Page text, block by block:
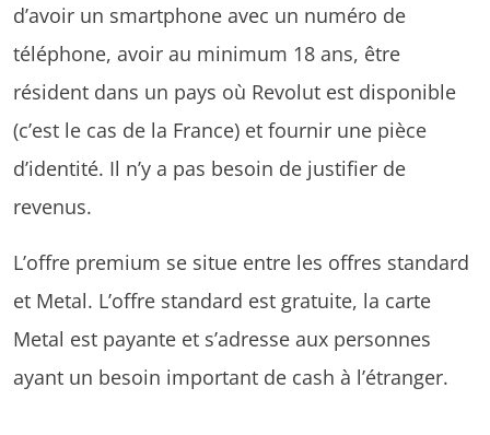
d’avoir un smartphone avec un numéro de
téléphone, avoir au minimum 18 ans, être
résident dans un pays où Revolut est disponible
(c’est le cas de la France) et fournir une pièce
d’identité. Il n’y a pas besoin de justifier de
revenus.
L’offre premium se situe entre les offres standard
et Metal. L’offre standard est gratuite, la carte
Metal est payante et s’adresse aux personnes
ayant un besoin important de cash à l’étranger.